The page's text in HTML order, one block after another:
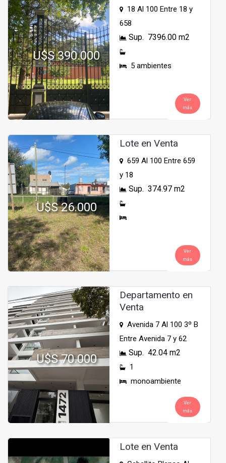
U$S 390.000
18 Al 100 Entre 18 y
658
Sup. 7396.00 m2
5 ambientes
Ver
más
U$S 26.000
Lote en Venta
659 Al 100 Entre 659
y 18
Sup. 374.97 m2
Ver
más
U$S 70.000
Departamento en
Venta
Avenida 7 Al 100 3º B
Entre Avenida 7 y 62
Sup. 42.04 m2
1
monoambiente
Ver
más
Lote en Venta